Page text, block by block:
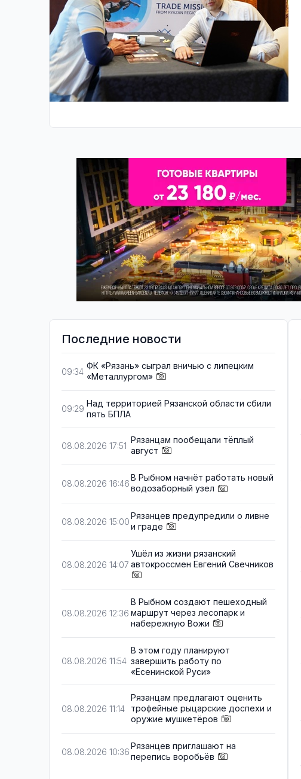
Последние новости
09:34
ФК «Рязань» сыграл вничью с липецким
«Металлургом»
09:29
Над территорией Рязанской области сбили
пять БПЛА
08.08.2026 17:51
Рязанцам пообещали тёплый
август
08.08.2026 16:46
В Рыбном начнёт работать новый
водозаборный узел
08.08.2026 15:00
Рязанцев предупредили о ливне
и граде
08.08.2026 14:07
Ушёл из жизни рязанский
автокроссмен Евгений Свечников
08.08.2026 12:36
В Рыбном создают пешеходный
маршрут через лесопарк и
набережную Вожи
08.08.2026 11:54
В этом году планируют
завершить работу по
«Есенинской Руси»
08.08.2026 11:14
Рязанцам предлагают оценить
трофейные рыцарские доспехи и
оружие мушкетёров
08.08.2026 10:36
Рязанцев приглашают на
перепись воробьёв